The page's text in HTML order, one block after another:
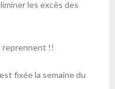
les excès des
reprennent !!
fixée la semaine du